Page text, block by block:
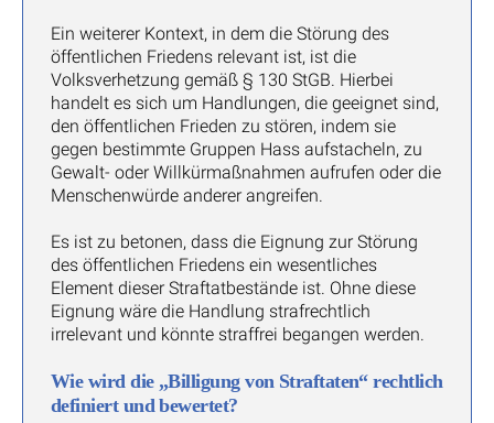
Ein weiterer Kontext, in dem die Störung des
öffentlichen Friedens relevant ist, ist die
Volksverhetzung gemäß § 130 StGB. Hierbei
handelt es sich um Handlungen, die geeignet sind,
den öffentlichen Frieden zu stören, indem sie
gegen bestimmte Gruppen Hass aufstacheln, zu
Gewalt- oder Willkürmaßnahmen aufrufen oder die
Menschenwürde anderer angreifen.
Es ist zu betonen, dass die Eignung zur Störung
des öffentlichen Friedens ein wesentliches
Element dieser Straftatbestände ist. Ohne diese
Eignung wäre die Handlung strafrechtlich
irrelevant und könnte straffrei begangen werden.
Wie wird die „Billigung von Straftaten“ rechtlich
definiert und bewertet?